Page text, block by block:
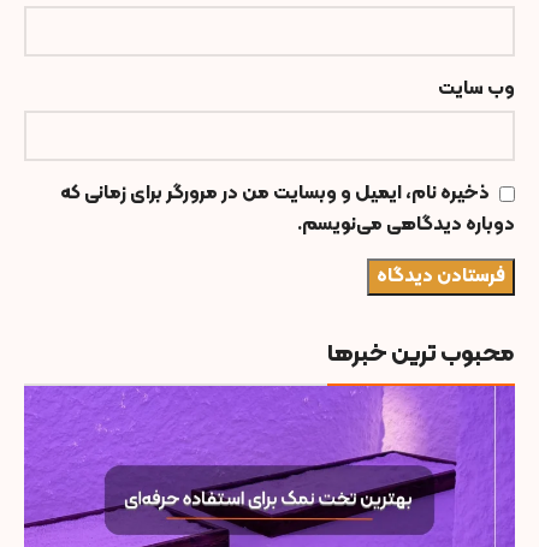
وب‌ سایت
ذخیره نام، ایمیل و وبسایت من در مرورگر برای زمانی که
دوباره دیدگاهی می‌نویسم.
محبوب ترین خبرها